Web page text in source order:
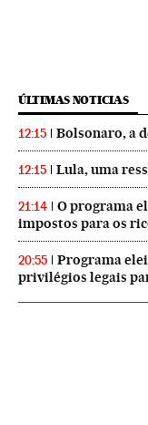
ÚLTIMAS NOTICIAS
12:15 Bolsonaro, a
12:15 Lula, uma
21:14
O programa
impostos para os
20:55
Programa
privilégios legais